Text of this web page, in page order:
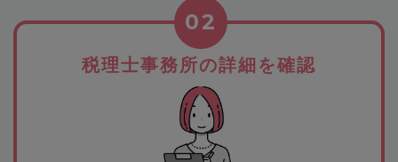
税理士事務所の詳細を確認
02